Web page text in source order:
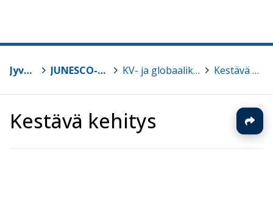
Jyväskylä JUNESCO-kouluverkosto > KV- ja globaalikasvatuksen teemat Kestävä kehitys
Kestävä kehitys